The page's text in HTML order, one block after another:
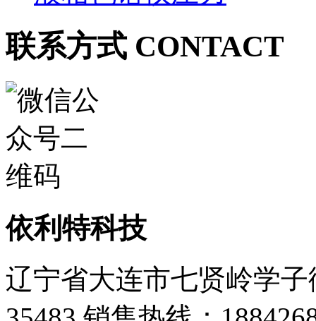
联系方式 CONTACT
依利特科技
辽宁省大连市七贤岭学子